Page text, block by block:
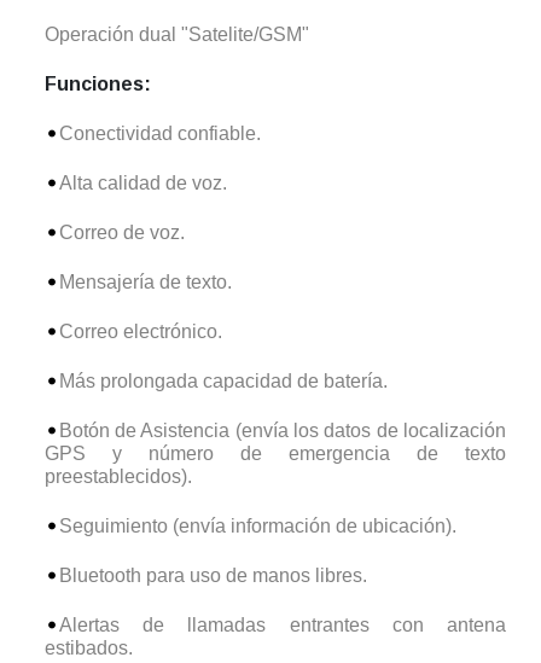
Operación dual "Satelite/GSM"
Funciones:
Conectividad confiable.
Alta calidad de voz.
Correo de voz.
Mensajería de texto.
Correo electrónico.
Más prolongada capacidad de batería.
Botón de Asistencia (envía los datos de localización
GPS y número de emergencia de texto
preestablecidos).
Seguimiento (envía información de ubicación).
Bluetooth para uso de manos libres.
Alertas de llamadas entrantes con antena
estibados.